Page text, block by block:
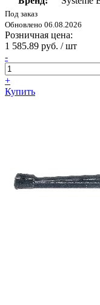
Под заказ
Обновлено 06.08.2026
Розничная цена:
1 585.89 руб. / шт
-
+
Купить